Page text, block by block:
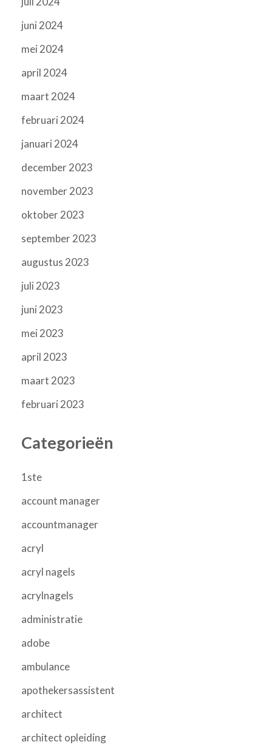
juni 2024
mei 2024
april 2024
maart 2024
februari 2024
januari 2024
december 2023
november 2023
oktober 2023
september 2023
augustus 2023
juli 2023
juni 2023
mei 2023
april 2023
maart 2023
februari 2023
Categorieën
1ste
account manager
accountmanager
acryl
acryl nagels
acrylnagels
administratie
adobe
ambulance
apothekersassistent
architect
architect opleiding